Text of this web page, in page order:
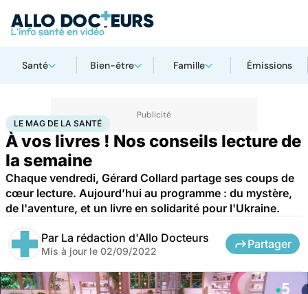
Santé Bien-être Famille Émissions
AccueilBien-êtreLe Mag de la Santé
LE MAG DE LA SANTÉ
À vos livres ! Nos conseils lecture de
la semaine
Chaque vendredi, Gérard Collard partage ses coups de
cœur lecture. Aujourd’hui au programme : du mystère,
de l'aventure, et un livre en solidarité pour l'Ukraine.
Par La rédaction d'Allo Docteurs
Mis à jour le 02/09/2022
Partager